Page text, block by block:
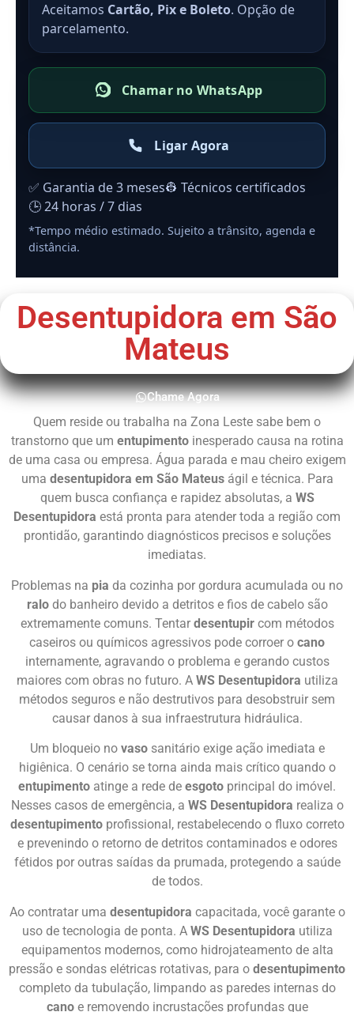
Aceitamos Cartão, Pix e Boleto. Opção de
parcelamento.
Chamar no WhatsApp
Ligar Agora
✅ Garantia de 3 meses👷 Técnicos certificados
🕒 24 horas / 7 dias
*Tempo médio estimado. Sujeito a trânsito, agenda e
distância.
Desentupidora em São
Mateus
Chame Agora
Quem reside ou trabalha na Zona Leste sabe bem o
transtorno que um entupimentoinesperado causa na rotina
de uma casa ou empresa. Água parada e mau cheiro exigem
uma desentupidora em São Mateuságil e técnica. Para
quem busca confiança e rapidez absolutas, a WS
Desentupidora está pronta para atender toda a região com
prontidão, garantindo diagnósticos precisos e soluções
imediatas.
Problemas na pia da cozinha por gordura acumulada ou no
ralodo banheiro devido a detritos e fios de cabelo são
extremamente comuns. Tentar desentupircom métodos
caseiros ou químicos agressivos pode corroer o cano
internamente, agravando o problema e gerando custos
maiores com obras no futuro. A WS Desentupidora utiliza
métodos seguros e não destrutivos para desobstruir sem
causar danos à sua infraestrutura hidráulica.
Um bloqueio no vasosanitário exige ação imediata e
higiênica. O cenário se torna ainda mais crítico quando o
entupimento atinge a rede de esgoto principal do imóvel.
Nesses casos de emergência, a WS Desentupidora realiza o
desentupimentoprofissional, restabelecendo o fluxo correto
e prevenindo o retorno de detritos contaminados e odores
fétidos por outras saídas da prumada, protegendo a saúde
de todos.
Ao contratar uma desentupidora capacitada, você garante o
uso de tecnologia de ponta. A WS Desentupidora utiliza
equipamentos modernos, como hidrojateamento de alta
pressão e sondas elétricas rotativas, para o desentupimento
completo da tubulação, limpando as paredes internas do
canoe removendo incrustações profundas que